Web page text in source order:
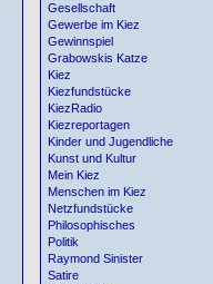
Gesellschaft
Gewerbe im Kiez
Gewinnspiel
Grabowskis Katze
Kiez
Kiezfundstücke
KiezRadio
Kiezreportagen
Kinder und Jugendliche
Kunst und Kultur
Mein Kiez
Menschen im Kiez
Netzfundstücke
Philosophisches
Politik
Raymond Sinister
Satire